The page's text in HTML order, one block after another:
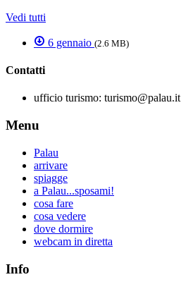
Vedi tutti
6 gennaio (2.6 MB)
Contatti
ufficio turismo: turismo@palau.it
Menu
Palau
arrivare
spiagge
a Palau...sposami!
cosa fare
cosa vedere
dove dormire
webcam in diretta
Info